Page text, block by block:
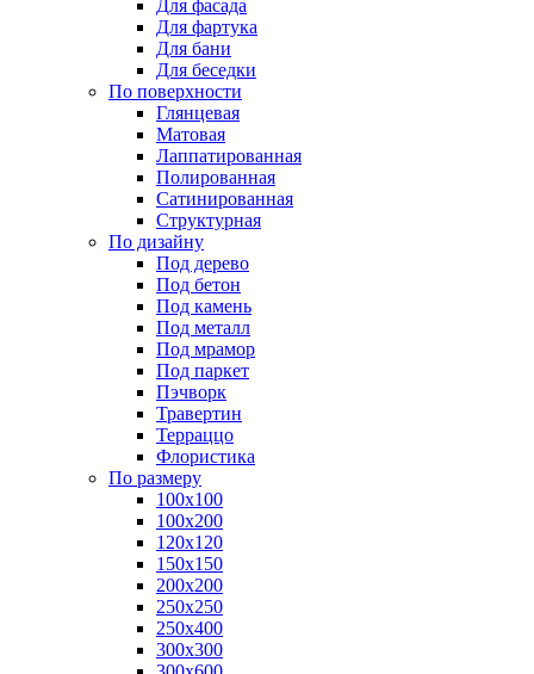
Для фасада
Для фартука
Для бани
Для беседки
По поверхности
Глянцевая
Матовая
Лаппатированная
Полированная
Сатинированная
Структурная
По дизайну
Под дерево
Под бетон
Под камень
Под металл
Под мрамор
Под паркет
Пэчворк
Травертин
Терраццо
Флористика
По размеру
100х100
100х200
120х120
150х150
200х200
250х250
250х400
300х300